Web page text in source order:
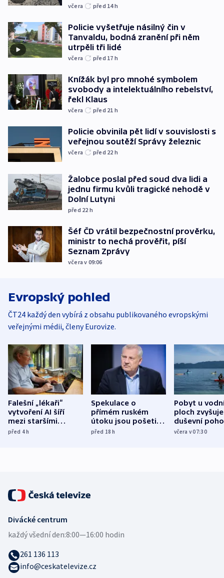
včera před 14h
Policie vyšetřuje násilný čin v
Tanvaldu, bodná zranění při něm
utrpěli tři lidé
včera před 17 h
Knížák byl pro mnohé symbolem
svobody a intelektuálního rebelství,
řekl Klaus
včera před 21 h
Policie obvinila pět lidí v souvislosti s
veřejnou soutěží Správy železnic
včera před 22 h
Žalobce poslal před soud dva lidi a
jednu firmu kvůli tragické nehodě v
Dolní Lutyni
před 22 h
Šéf ČD vrátil bezpečnostní prověrku,
ministr to nechá prověřit, píší
Seznam Zprávy
včera v 09:06
Evropský pohled
ČT24 každý den vybírá z obsahu publikovaného evropskými
veřejnými médii, členy Eurovize.
Falešní „lékaři“
vytvoření AI šíří
mezi staršími
Poláky nebezpečné
před 4h
Spekulace o
přímém ruském
útoku jsou pošetilé,
míní estonský
před 18h
Pobyt u
ploch zvyšuje
duševní
ukázala
včera v 07:30
Divácké centrum
každý všední den:8:00—16:00 hodin
261 136 113
info@ceskatelevize.cz